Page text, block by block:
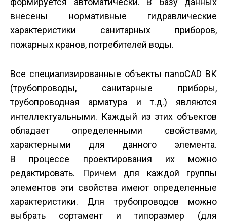
внесены нормативные гидравлические
характеристики санитарных приборов,
пожарных кранов, потребителей воды.
Все специализированные объекты nanoCAD ВК
(трубопроводы, санитарные приборы,
трубопроводная арматура и т.д.) являются
интеллектуальными. Каждый из этих объектов
обладает определенными свойствами,
характерными для данного элемента.
В процессе проектирования их можно
редактировать. Причем для каждой группы
элементов эти свойства имеют определенные
характеристики. Для трубопроводов можно
выбрать сортамент и типоразмер (для